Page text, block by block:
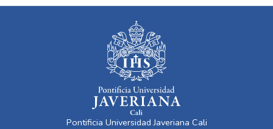
Pontificia Universidad Javeriana Cali